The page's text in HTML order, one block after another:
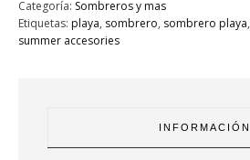
Categoría: Sombreros y mas
Etiquetas: playa, sombrero, sombrero playa,
summer accesories
INFORMACIÓN